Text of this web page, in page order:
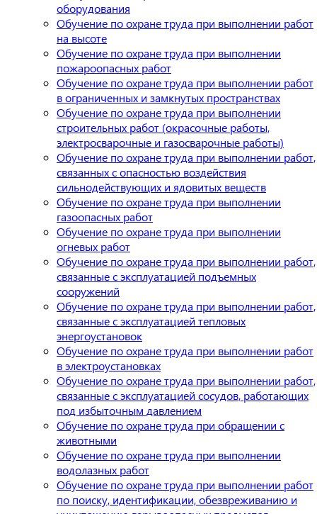
оборудования
Обучение по охране труда при выполнении работ
на высоте
Обучение по охране труда при выполнении
пожароопасных работ
Обучение по охране труда при выполнении работ
в ограниченных и замкнутых пространствах
Обучение по охране труда при выполнении
строительных работ (окрасочные работы,
электросварочные и газосварочные работы)
Обучение по охране труда при выполнении работ,
связанных с опасностью воздействия
сильнодействующих и ядовитых веществ
Обучение по охране труда при выполнении
газоопасных работ
Обучение по охране труда при выполнении
огневых работ
Обучение по охране труда при выполнении работ,
связанные с эксплуатацией подъемных
сооружений
Обучение по охране труда при выполнении работ,
связанные с эксплуатацией тепловых
энергоустановок
Обучение по охране труда при выполнении работ
в электроустановках
Обучение по охране труда при выполнении работ,
связанные с эксплуатацией сосудов, работающих
под избыточным давлением
Обучение по охране труда при обращении с
животными
Обучение по охране труда при выполнении
водолазных работ
Обучение по охране труда при выполнении работ
по поиску, идентификации, обезвреживанию и